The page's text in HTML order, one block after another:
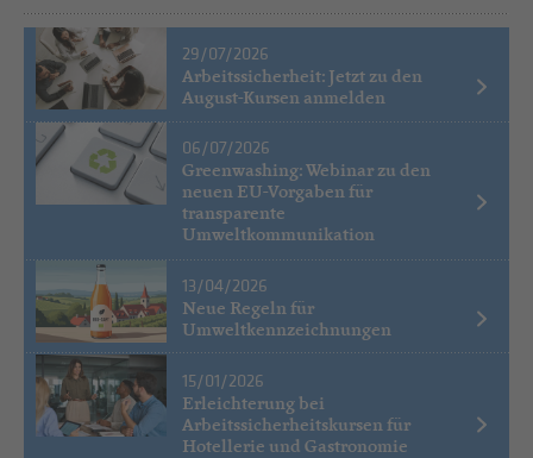
29/07/2026
Arbeitssicherheit: Jetzt zu den
August-Kursen anmelden
06/07/2026
Greenwashing: Webinar zu den
neuen EU-Vorgaben für
transparente
Umweltkommunikation
13/04/2026
Neue Regeln für
Umweltkennzeichnungen
15/01/2026
Erleichterung bei
Arbeitssicherheitskursen für
Hotellerie und Gastronomie